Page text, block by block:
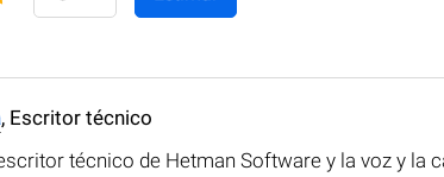
, Escritor técnico
técnico de Hetman Software y la voz y la